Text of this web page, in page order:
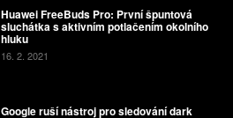
Huawei FreeBuds Pro: První špuntová
sluchátka s aktivním potlačením okolního
hluku
16. 2. 2021
Google ruší nástroj pro sledování dark